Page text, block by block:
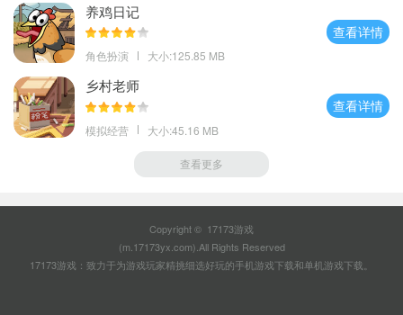
养鸡日记
角色扮演 大小:125.85 MB
查看详情
乡村老师
模拟经营 大小:45.16 MB
查看详情
查看更多
Copyright © 17173游戏
(m.17173yx.com).All Rights Reserved
17173游戏：致力于为游戏玩家精挑细选好玩的手机游戏下载和单机游戏下载。